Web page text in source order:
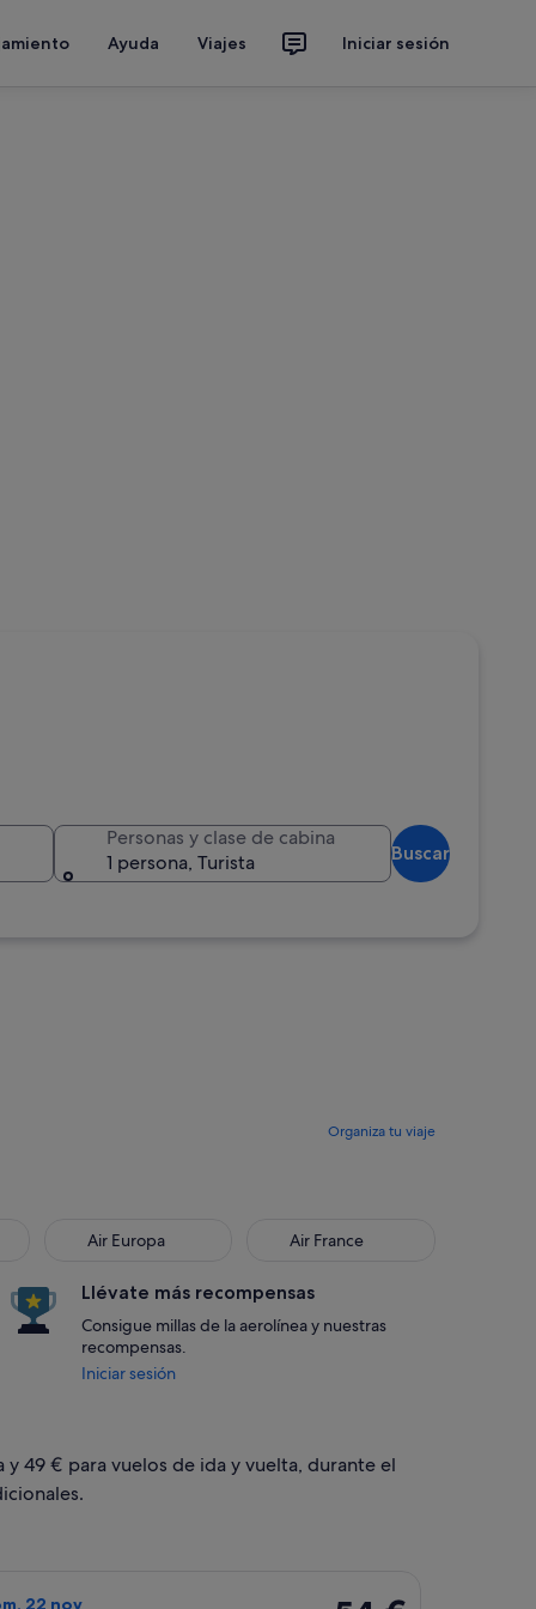
Ayuda Viajes Iniciar sesión
Personas y clase de cabina
1 persona, Turista
Buscar
Organiza tu viaje
Air Europa
Air Europa Air France
Air France
Llévate más recompensas
Consigue millas de la aerolínea y nuestras
recompensas.
Iniciar sesión
49 € para vuelos de ida y vuelta, durante el
22 nov